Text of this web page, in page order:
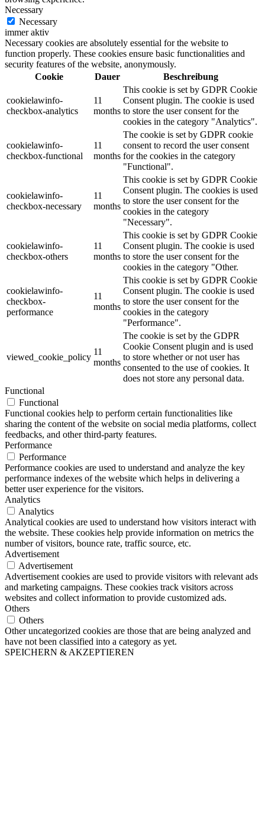
Necessary
Necessary
immer aktiv
Necessary cookies are absolutely essential for the website to
function properly. These cookies ensure basic functionalities and
security features of the website, anonymously.
Cookie
Dauer Beschreibung
cookielawinfo-
checkbox-analytics
11
months
This cookie is set by GDPR Cookie
Consent plugin. The cookie is used
to store the user consent for the
cookies in the category "Analytics".
cookielawinfo-
checkbox-functional
11
months
The cookie is set by GDPR cookie
consent to record the user consent
for the cookies in the category
"Functional".
cookielawinfo-
checkbox-necessary
11
months
This cookie is set by GDPR Cookie
Consent plugin. The cookies is used
to store the user consent for the
cookies in the category
"Necessary".
cookielawinfo-
checkbox-others
11
months
This cookie is set by GDPR Cookie
Consent plugin. The cookie is used
to store the user consent for the
cookies in the category "Other.
cookielawinfo-
checkbox-
performance
11
months
This cookie is set by GDPR Cookie
Consent plugin. The cookie is used
to store the user consent for the
cookies in the category
"Performance".
viewed_cookie_policy
11
months
The cookie is set by the GDPR
Cookie Consent plugin and is used
to store whether or not user has
consented to the use of cookies. It
does not store any personal data.
Functional
Functional
Functional cookies help to perform certain functionalities like
sharing the content of the website on social media platforms, collect
feedbacks, and other third-party features.
Performance
Performance
Performance cookies are used to understand and analyze the key
performance indexes of the website which helps in delivering a
better user experience for the visitors.
Analytics
Analytics
Analytical cookies are used to understand how visitors interact with
the website. These cookies help provide information on metrics the
number of visitors, bounce rate, traffic source, etc.
Advertisement
Advertisement
Advertisement cookies are used to provide visitors with relevant ads
and marketing campaigns. These cookies track visitors across
websites and collect information to provide customized ads.
Others
Others
Other uncategorized cookies are those that are being analyzed and
have not been classified into a category as yet.
SPEICHERN & AKZEPTIEREN